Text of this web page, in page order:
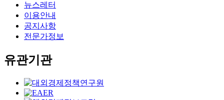
뉴스레터
이용안내
공지사항
전문가정보
유관기관